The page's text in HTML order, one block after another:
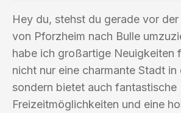
Hey du, stehst du gerade vor
von Pforzheim nach Bulle
habe ich großartige Neuigkeiten
nicht nur eine charmante Stadt in
sondern bietet auch fantastische
Freizeitmöglichkeiten und eine